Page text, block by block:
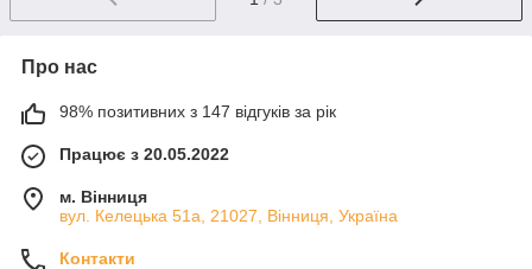
Про нас
98% позитивних з 147 відгуків за рік
Працює з 20.05.2022
м. Вінниця
вул. Келецька 51а, 21027, Вінниця, Україна
Контакти